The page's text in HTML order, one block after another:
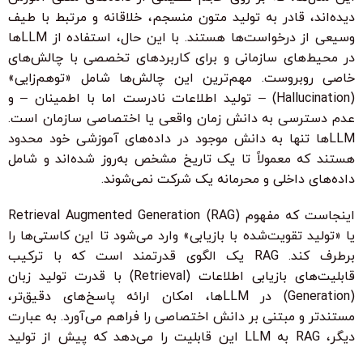
دیده‌اند، قادر به تولید متون منسجم، خلاقانه و مرتبط با طیف
وسیعی از درخواست‌ها هستند. با این حال، استفاده از LLM‌ها
در محیط‌های سازمانی و برای کاربردهای تخصصی با چالش‌های
خاصی روبروست. مهم‌ترین این چالش‌ها شامل «توهم‌زایی»
(Hallucination) – تولید اطلاعات نادرست اما با اطمینان – و
عدم دسترسی به دانش زمان واقعی یا اختصاصی سازمان است.
LLM‌ها تنها به دانش موجود در داده‌های آموزشی خود محدود
هستند که معمولاً تا یک تاریخ مشخص به‌روز شده‌اند و شامل
داده‌های داخلی و محرمانه یک شرکت نمی‌شوند.
اینجاست که مفهوم Retrieval Augmented Generation (RAG)
یا «تولید تقویت‌شده با بازیابی» وارد می‌شود تا این کاستی‌ها را
برطرف کند. RAG یک الگوی قدرتمند است که با ترکیب
قابلیت‌های بازیابی اطلاعات (Retrieval) با قدرت تولید زبان
(Generation) در LLM‌ها، امکان ارائه پاسخ‌های دقیق‌تر،
مستندتر و مبتنی بر دانش اختصاصی را فراهم می‌آورد. به عبارت
دیگر، RAG به LLM این قابلیت را می‌دهد که پیش از تولید